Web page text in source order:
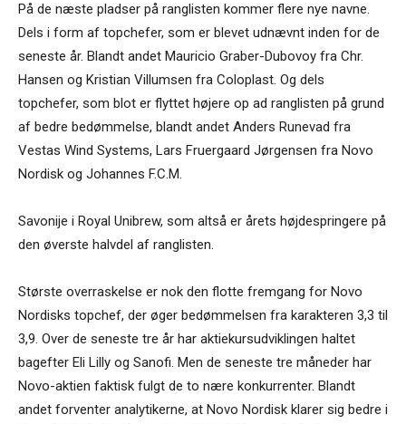
På de næste pladser på ranglisten kommer flere nye navne.
Dels i form af topchefer, som er blevet udnævnt inden for de
seneste år. Blandt andet Mauricio Graber-Dubovoy fra Chr.
Hansen og Kristian Villumsen fra Coloplast. Og dels
topchefer, som blot er flyttet højere op ad ranglisten på grund
af bedre bedømmelse, blandt andet Anders Runevad fra
Vestas Wind Systems, Lars Fruergaard Jørgensen fra Novo
Nordisk og Johannes F.C.M.
Savonije i Royal Unibrew, som altså er årets højdespringere på
den øverste halvdel af ranglisten.
Største overraskelse er nok den flotte fremgang for Novo
Nordisks topchef, der øger bedømmelsen fra karakteren 3,3 til
3,9. Over de seneste tre år har aktiekursudviklingen haltet
bagefter Eli Lilly og Sanofi. Men de seneste tre måneder har
Novo-aktien faktisk fulgt de to nære konkurrenter. Blandt
andet forventer analytikerne, at Novo Nordisk klarer sig bedre i